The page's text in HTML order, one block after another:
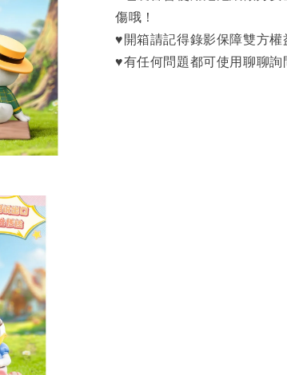
傷哦！
♥開箱請記得錄影保障雙方權
♥有任何問題都可使用聊聊詢